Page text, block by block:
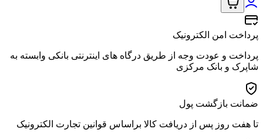
پرداخت امن الکترونیک
پرداخت و عودت وجه از طریق درگاه های اینترنتی بانکی وابسته به
شاپرک و بانک مرکزی
ضمانت بازگشت پول
تا هفت روز پس از دریافت کالا براساس قوانین تجارت الکترونیک